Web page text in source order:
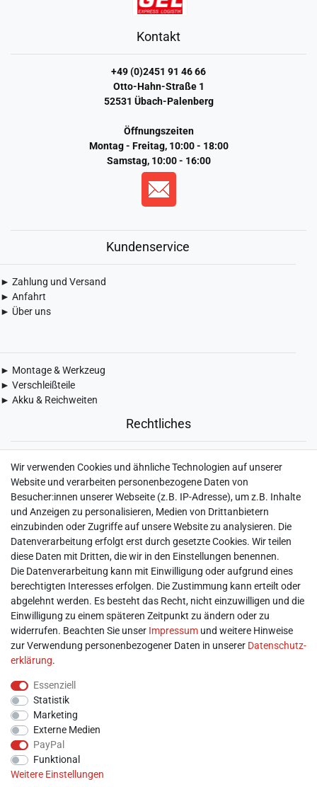
Kontakt
+49 (0)2451 91 46 66
Otto-Hahn-Straße 1
52531 Übach-Palenberg
Öffnungszeiten
Montag - Freitag, 10:00 - 18:00
Samstag, 10:00 - 16:00
Kundenservice
► Zahlung und Versand
► Anfahrt
► Über uns
► Montage & Werkzeug
► Verschleißteile
► Akku & Reichweiten
Rechtliches
► Impressum
► Daten­schutz­erklärung
► AGB & Kundeninformation
► Barrierefreiheitserklärung
► Batterieentsorgung
► Kontakt
Mein Konto
► Registrieren
► Login
► Warenkorb
► Zur Kasse
Wir verwenden Cookies und ähnliche Technologien auf unserer
Website und verarbeiten personenbezogene Daten von
Besucher:innen unserer Webseite (z.B. IP-Adresse), um z.B. Inhalte
und Anzeigen zu personalisieren, Medien von Drittanbietern
einzubinden oder Zugriffe auf unsere Website zu analysieren. Die
Datenverarbeitung erfolgt erst durch gesetzte Cookies. Wir teilen
diese Daten mit Dritten, die wir in den Einstellungen benennen.
Die Datenverarbeitung kann mit Einwilligung oder aufgrund eines
berechtigten Interesses erfolgen. Die Zustimmung kann erteilt oder
abgelehnt werden. Es besteht das Recht, nicht einzuwilligen und die
Einwilligung zu einem späteren Zeitpunkt zu ändern oder zu
widerrufen. Beachten Sie unser Impressum und weitere Hinweise
zur Verwendung personenbezogener Daten in unserer Daten­schutz­
erklärung.
Essenziell
Statistik
Marketing
Externe Medien
PayPal
Funktional
Weitere Einstellungen